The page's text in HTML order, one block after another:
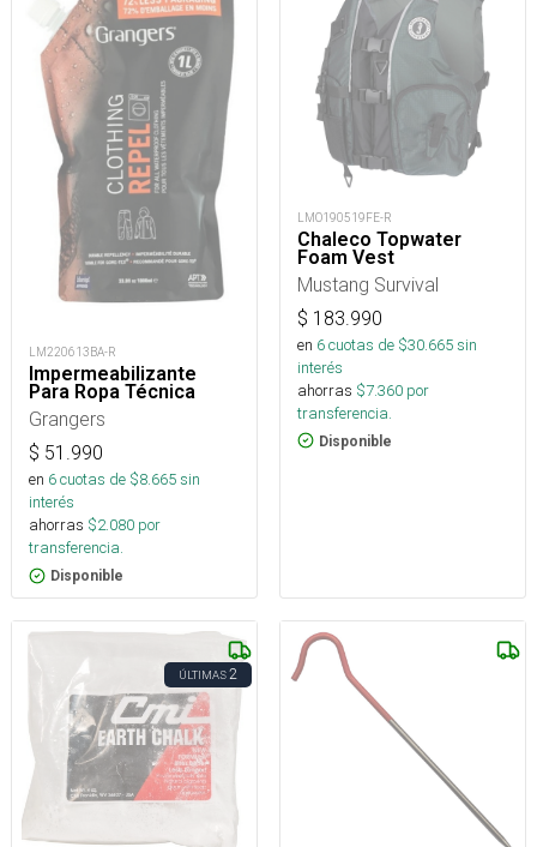
LM220613BA-R
Impermeabilizante
Para Ropa Técnica
Grangers
$ 51.990
en 6cuotas de $8.665sin
interés
ahorras $2.080 por
transferencia.
Disponible
LMO190519FE-R
Chaleco Topwater
Foam Vest
Mustang Survival
$ 183.990
en 6cuotas de $30.665sin
interés
ahorras $7.360 por
transferencia.
Disponible
ÚLTIMAS2